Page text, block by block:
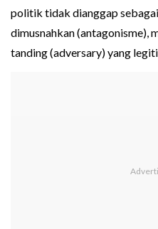
politik tidak dianggap sebagai
dimusnahkan (antagonisme),
tanding (adversary) yang